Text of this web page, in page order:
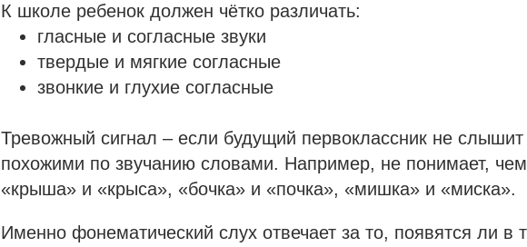
К школе ребенок должен чётко различать:
гласные и согласные звуки
твердые и мягкие согласные
звонкие и глухие согласные
Тревожный сигнал – если будущий первоклассник не
похожими по звучанию словами. Например, не понимает,
«крыша» и «крыса», «бочка» и «почка», «мишка» и «миска».
Именно фонематический слух отвечает за то, появятся ли в